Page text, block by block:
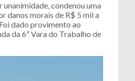
condenou uma
danos morais de R$ 5 mil a
dado provimento ao
da 6ª Vara do Trabalho de